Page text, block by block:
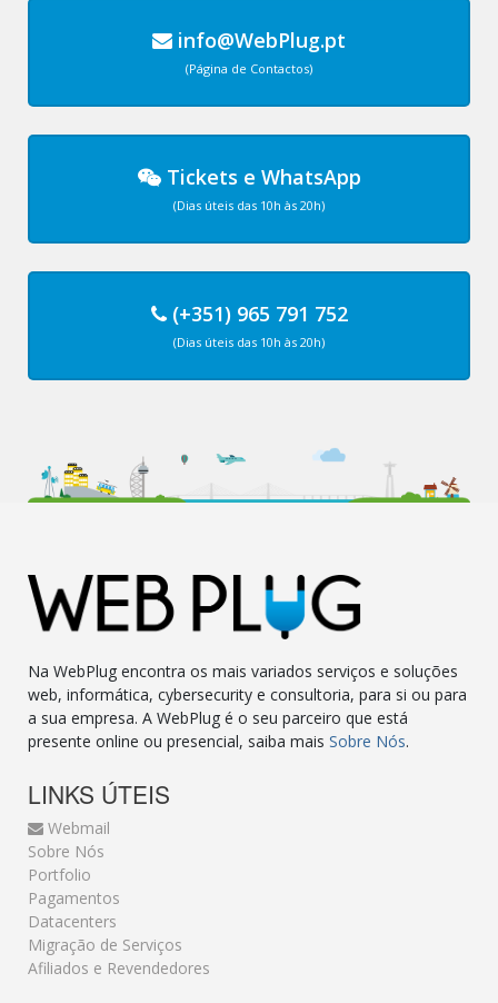
info@WebPlug.pt
(Página de Contactos)
Tickets e WhatsApp
(Dias úteis das 10h às 20h)
(+351) 965 791 752
(Dias úteis das 10h às 20h)
Na WebPlug encontra os mais variados serviços e soluções
web, informática, cybersecurity e consultoria, para si ou para
a sua empresa. A WebPlug é o seu parceiro que está
presente online ou presencial, saiba mais Sobre Nós.
LINKS ÚTEIS
Webmail
Sobre Nós
Portfolio
Pagamentos
Datacenters
Migração de Serviços
Afiliados e Revendedores